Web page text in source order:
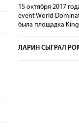
15 октября 2017
event World
была площадка
ЛАРИН СЫГРАЛ